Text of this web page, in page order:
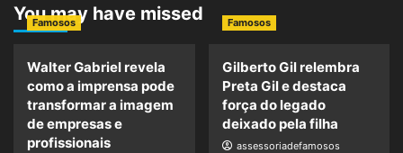
You may have missed
Famosos
Walter Gabriel revela
como a imprensa pode
transformar a imagem
de empresas e
profissionais
Famosos
Gilberto Gil relembra
Preta Gil e destaca
força do legado
deixado pela filha
assessoriadefamosos